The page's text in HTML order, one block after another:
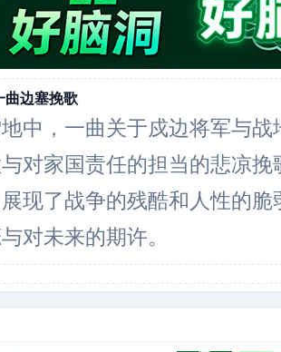
曲边塞挽歌
中，一曲关于戍边将军与战
对家国责任的担当的悲凉挽
现了战争的残酷和人性的脆
对未来的期许。